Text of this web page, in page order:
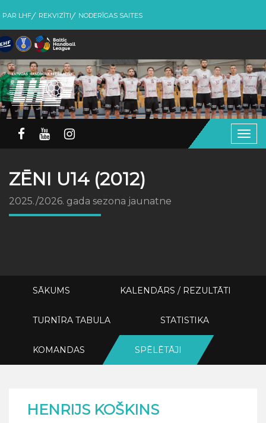
PAR LHF REKVIZĪTI NODERĪGAS SAITES
ZĒNI U14 (2012)
2025./2026. gada sezona jaunatne
SĀKUMS KALENDĀRS / REZULTĀTI
TURNĪRA TABULA STATISTIKA
KOMANDAS SPĒLĒTĀJI
HENRIJS KOŠKINS